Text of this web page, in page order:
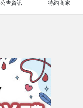
公告資訊 特約商家